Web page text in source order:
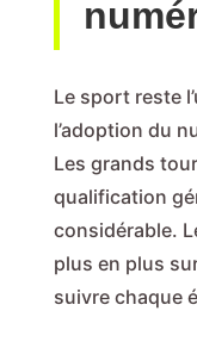
Le sport reste
l’adoption du
Les grands
qualification
considérable.
plus en plus
suivre chaque